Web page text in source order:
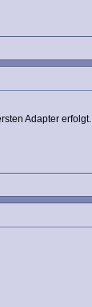
Adapter erfolgt.